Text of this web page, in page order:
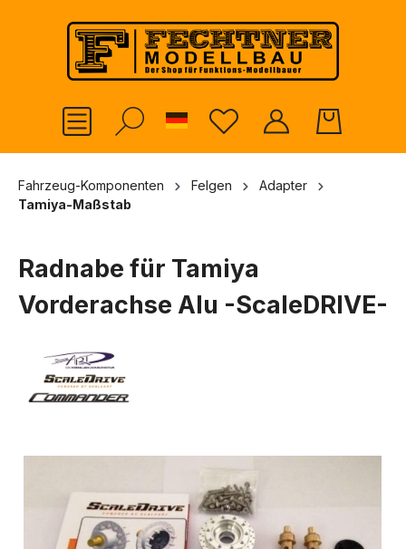
springen
German
Fahrzeug-Komponenten Felgen
Adapter
Tamiya-Maßstab
Radnabe für Tamiya
Vorderachse Alu -ScaleDRIVE-